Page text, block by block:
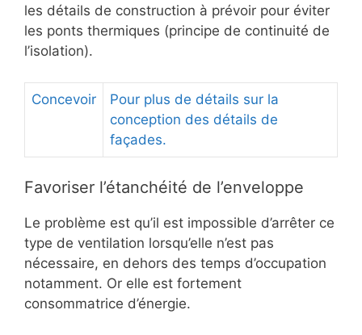
les détails de construction à prévoir pour éviter
les ponts thermiques (principe de continuité de
l’isolation).
Concevoir
Pour plus de détails sur la
conception des détails de
façades.
Favoriser l’étanchéité de l’enveloppe
Le problème est qu’il est impossible d’arrêter ce
type de ventilation lorsqu’elle n’est pas
nécessaire, en dehors des temps d’occupation
notamment. Or elle est fortement
consommatrice d’énergie.